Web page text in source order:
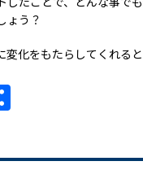
ょう？
変化をもたらしてくれると
共
有